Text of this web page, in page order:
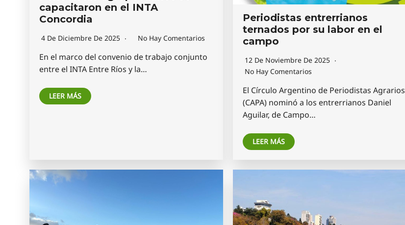
capacitaron en el INTA
Concordia
4 De Diciembre De 2025 No Hay Comentarios
En el marco del convenio de trabajo conjunto
entre el INTA Entre Ríos y la…
LEER MÁS
Periodistas entrerrianos
ternados por su labor en el
campo
12 De Noviembre De 2025
No Hay Comentarios
El Círculo Argentino de Periodistas Agrarios
(CAPA) nominó a los entrerrianos Daniel
Aguilar, de Campo…
LEER MÁS